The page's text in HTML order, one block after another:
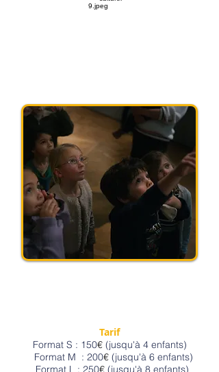
Tarif
Format S : 150€ (jusqu'à 4 enfants)
Format M : 200€ (jusqu'à 6 enfants)
Format L : 250€ (jusqu'à 8 enfants)